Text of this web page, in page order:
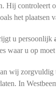
Hij controleert
het plaatsen
u persoonlijk
waar u op
wij
In